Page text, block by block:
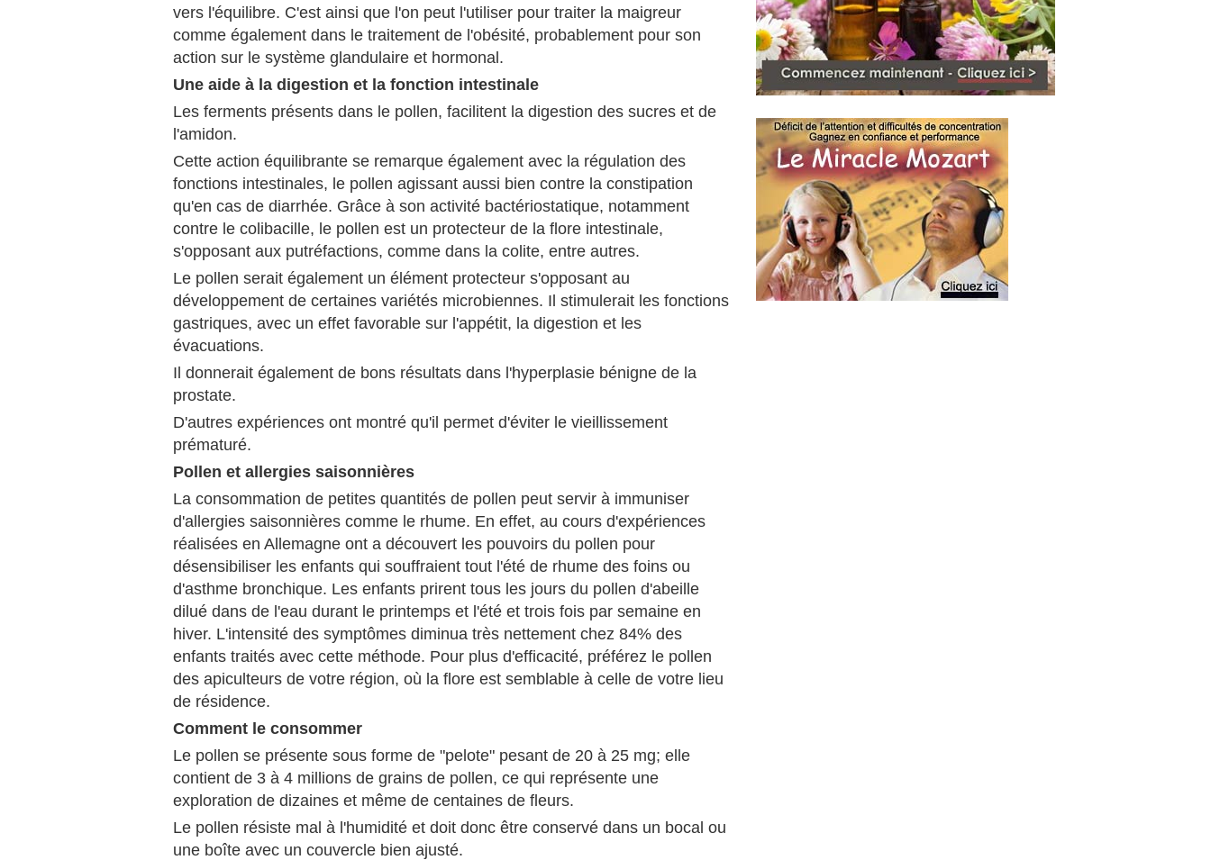
vers l'équilibre. C'est ainsi que l'on peut l'utiliser pour traiter la maigreur
comme également dans le traitement de l'obésité, probablement pour son
action sur le système glandulaire et hormonal.
Une aide à la digestion et la fonction intestinale
Les ferments présents dans le pollen, facilitent la digestion des sucres et de
l'amidon.
Cette action équilibrante se remarque également avec la régulation des
fonctions intestinales, le pollen agissant aussi bien contre la constipation
qu'en cas de diarrhée. Grâce à son activité bactériostatique, notamment
contre le colibacille, le pollen est un protecteur de la flore intestinale,
s'opposant aux putréfactions, comme dans la colite, entre autres.
Le pollen serait également un élément protecteur s'opposant au
développement de certaines variétés microbiennes. Il stimulerait les fonctions
gastriques, avec un effet favorable sur l'appétit, la digestion et les
évacuations.
Il donnerait également de bons résultats dans l'hyperplasie bénigne de la
prostate.
D'autres expériences ont montré qu'il permet d'éviter le vieillissement
prématuré.
Pollen et allergies saisonnières
La consommation de petites quantités de pollen peut servir à immuniser
d'allergies saisonnières comme le rhume. En effet, au cours d'expériences
réalisées en Allemagne ont a découvert les pouvoirs du pollen pour
désensibiliser les enfants qui souffraient tout l'été de rhume des foins ou
d'asthme bronchique. Les enfants prirent tous les jours du pollen d'abeille
dilué dans de l'eau durant le printemps et l'été et trois fois par semaine en
hiver. L'intensité des symptômes diminua très nettement chez 84% des
enfants traités avec cette méthode. Pour plus d'efficacité, préférez le pollen
des apiculteurs de votre région, où la flore est semblable à celle de votre lieu
de résidence.
Comment le consommer
Le pollen se présente sous forme de "pelote" pesant de 20 à 25 mg; elle
contient de 3 à 4 millions de grains de pollen, ce qui représente une
exploration de dizaines et même de centaines de fleurs.
Le pollen résiste mal à l'humidité et doit donc être conservé dans un bocal ou
une boîte avec un couvercle bien ajusté.